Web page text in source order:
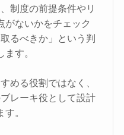
制度の前提条件やリ
がないかをチェック
るべきか」という判
す。
める役割ではなく、
レーキ役として設計
。